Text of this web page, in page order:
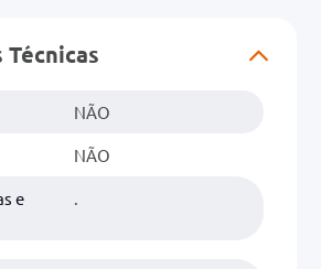
NÃO
NÃO
e
.